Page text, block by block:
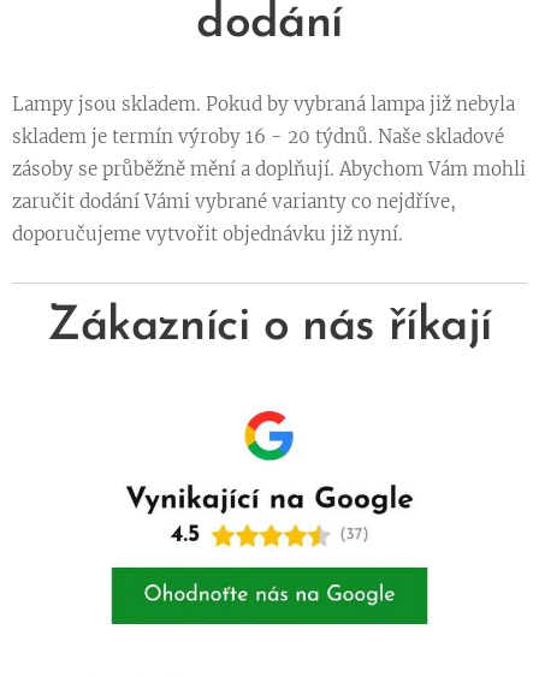
dodání
Lampy jsou skladem. Pokud by vybraná lampa již nebyla
skladem je termín výroby 16 - 20 týdnů. Naše skladové
zásoby se průběžně mění a doplňují. Abychom Vám mohli
zaručit dodání Vámi vybrané varianty co nejdříve,
doporučujeme vytvořit objednávku již nyní.
Zákazníci o nás říkají